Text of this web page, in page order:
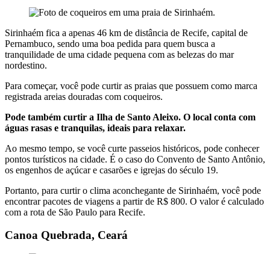
Sirinhaém fica a apenas 46 km de distância de Recife, capital de
Pernambuco, sendo uma boa pedida para quem busca a
tranquilidade de uma cidade pequena com as belezas do mar
nordestino.
Para começar, você pode curtir as praias que possuem como marca
registrada areias douradas com coqueiros.
Pode também curtir a Ilha de Santo Aleixo. O local conta com
águas rasas e tranquilas, ideais para relaxar.
Ao mesmo tempo, se você curte passeios históricos, pode conhecer
pontos turísticos na cidade. É o caso do Convento de Santo Antônio,
os engenhos de açúcar e casarões e igrejas do século 19.
Portanto, para curtir o clima aconchegante de Sirinhaém, você pode
encontrar pacotes de viagens a partir de R$ 800. O valor é calculado
com a rota de São Paulo para Recife.
Canoa Quebrada, Ceará